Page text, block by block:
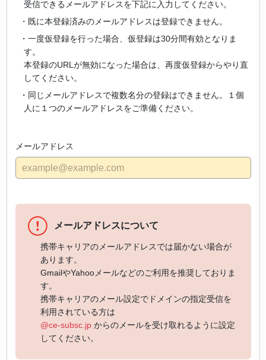
受信できるメールアドレスを下記に入力してください。
・既に本登録済みのメールアドレスは登録できません。
・一度仮登録を行った場合、仮登録は30分間有効となりま
す。
本登録のURLが無効になった場合は、再度仮登録からやり直
してください。
・同じメールアドレスで複数名分の登録はできません。１個
人に１つのメールアドレスをご準備ください。
メールアドレス
メールアドレスについて
携帯キャリアのメールアドレスでは届かない場合が
あります。
GmailやYahooメールなどのご利用を推奨しておりま
す。
携帯キャリアのメール設定でドメインの指定受信を
利用されている方は
@ce-subsc.jpからのメールを受け取れるように設定
してください。